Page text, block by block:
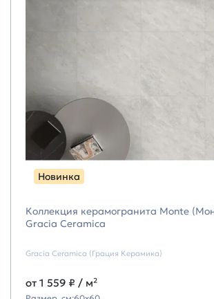
Новинка
Коллекция керамогранита Monte
Gracia Ceramica
Gracia Ceramica (Грация Керамика)
от 1 559 ₽ / м²